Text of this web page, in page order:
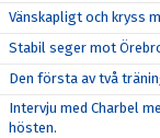
Vänskapligt och kryss
Stabil seger mot
Den första av två
Intervju med Charbel
hösten.